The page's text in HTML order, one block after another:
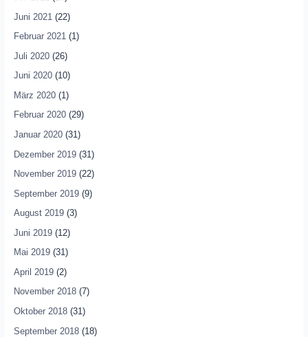
Juni 2021 (22)
Februar 2021(1)
Juli 2020(26)
Juni 2020(10)
März 2020(1)
Februar 2020(29)
Januar 2020(31)
Dezember 2019(31)
November 2019(22)
September 2019(9)
August 2019(3)
Juni 2019(12)
Mai 2019(31)
April 2019(2)
November 2018(7)
Oktober 2018(31)
September 2018(18)